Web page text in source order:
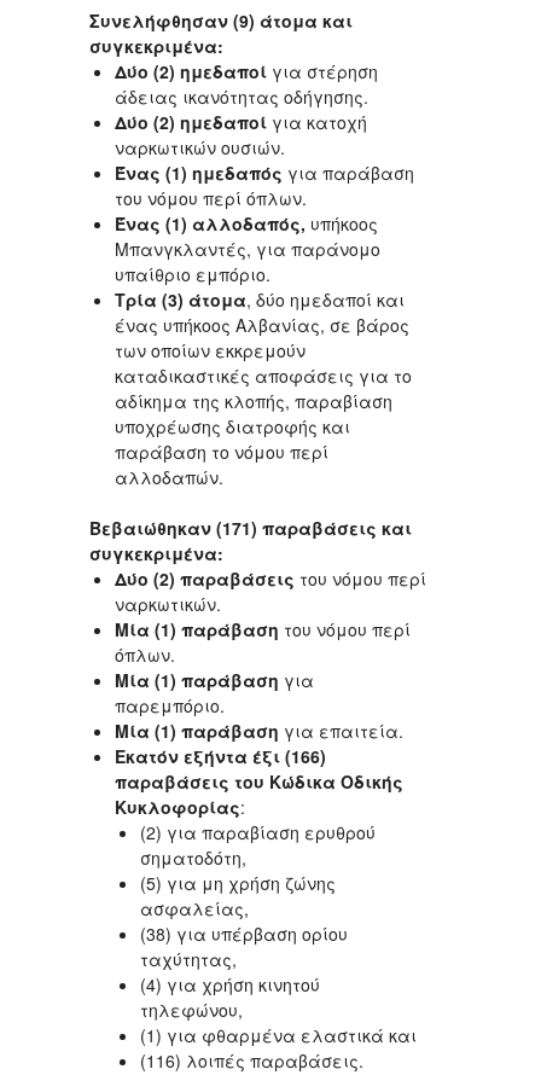
Συνελήφθησαν (9) άτομα και
συγκεκριμένα:
Δύο (2) ημεδαποί για στέρηση
άδειας ικανότητας οδήγησης.
Δύο (2) ημεδαποί για κατοχή
ναρκωτικών ουσιών.
Ένας (1) ημεδαπός για παράβαση
του νόμου περί όπλων.
Ένας (1) αλλοδαπός, υπήκοος
Μπανγκλαντές, για παράνομο
υπαίθριο εμπόριο.
Τρία (3) άτομα, δύο ημεδαποί και
ένας υπήκοος Αλβανίας, σε βάρος
των οποίων εκκρεμούν
καταδικαστικές αποφάσεις για το
αδίκημα της κλοπής, παραβίαση
υποχρέωσης διατροφής και
παράβαση το νόμου περί
αλλοδαπών.
Βεβαιώθηκαν (171) παραβάσεις και
συγκεκριμένα:
Δύο (2) παραβάσεις του νόμου περί
ναρκωτικών.
Μία (1) παράβαση του νόμου περί
όπλων.
Μία (1) παράβαση για
παρεμπόριο.
Μία (1) παράβαση για επαιτεία.
Εκατόν εξήντα έξι (166)
παραβάσεις του Κώδικα Οδικής
Κυκλοφορίας:
(2) για παραβίαση ερυθρού
σηματοδότη,
(5) για μη χρήση ζώνης
ασφαλείας,
(38) για υπέρβαση ορίου
ταχύτητας,
(4) για χρήση κινητού
τηλεφώνου,
(1) για φθαρμένα ελαστικά και
(116) λοιπές παραβάσεις.